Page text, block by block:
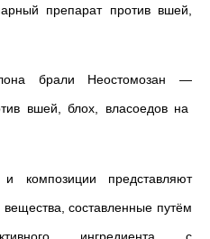
препарат против вшей,
брали Неостомозан —
вшей, блох, власоедов на
композиции представляют
составленные путём